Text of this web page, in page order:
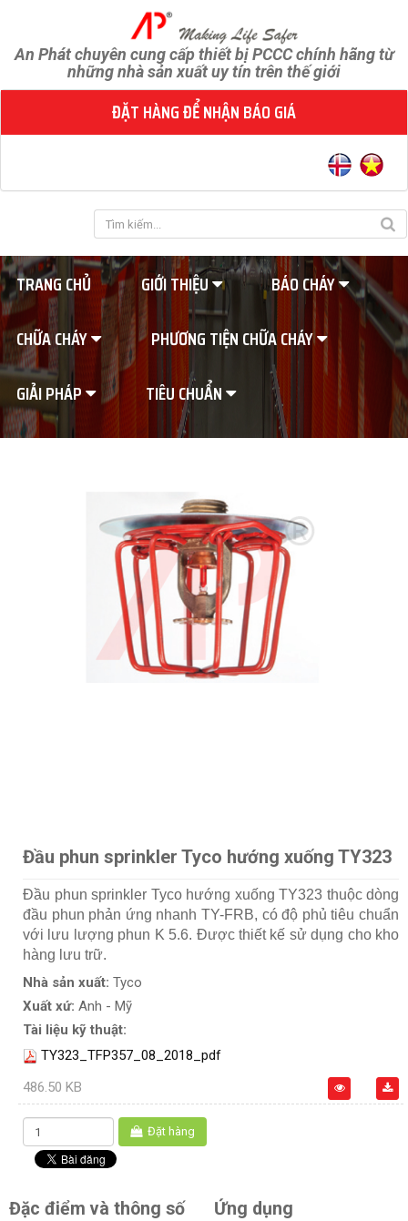
An Phát chuyên cung cấp thiết bị PCCC chính hãng từ
những nhà sản xuất uy tín trên thế giới
ĐẶT HÀNG ĐỂ NHẬN BÁO GIÁ
TRANG CHỦ GIỚI THIỆU
BÁO CHÁY
CHỮA CHÁY
PHƯƠNG TIỆN CHỮA CHÁY
GIẢI PHÁP
TIÊU CHUẨN
Đầu phun sprinkler Tyco hướng xuống TY323
Đầu phun sprinkler Tyco hướng xuống TY323 thuộc dòng
đầu phun phản ứng nhanh TY-FRB, có độ phủ tiêu chuẩn
với lưu lượng phun K 5.6. Được thiết kế sử dụng cho kho
hàng lưu trữ.
Nhà sản xuất: Tyco
Xuất xứ: Anh - Mỹ
Tài liệu kỹ thuật:
TY323_TFP357_08_2018_pdf
486.50 KB
Đặt hàng
Đặc điểm và thông số Ứng dụng